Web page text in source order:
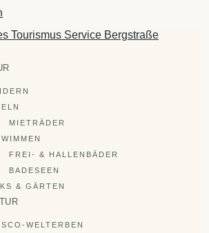
MIETRÄDER
FREI- & HALLENBÄDER
BADESEEN
& GÄRTEN
WELTERBEN